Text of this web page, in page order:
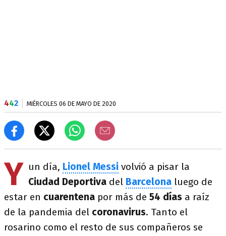
442 MIÉRCOLES 06 DE MAYO DE 2020
Y un día, Lionel Messi volvió a pisar la
Ciudad Deportiva del Barcelona luego de
estar en cuarentena por más de 54 días a raíz
de la pandemia del coronavirus. Tanto el
rosarino como el resto de sus compañeros se